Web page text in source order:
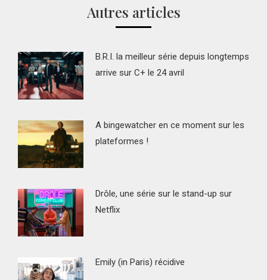
Autres articles
B.R.I. la meilleur série depuis longtemps
arrive sur C+ le 24 avril
A bingewatcher en ce moment sur les
plateformes !
Drôle, une série sur le stand-up sur
Netflix
Emily (in Paris) récidive